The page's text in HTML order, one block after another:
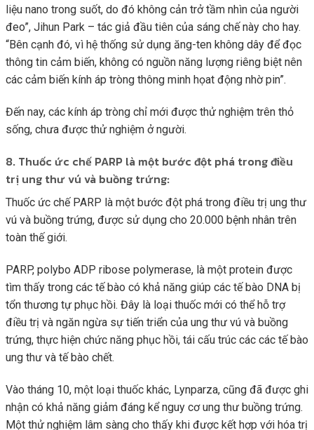
liệu nano trong suốt, do đó không cản trở tầm nhìn của người
đeo”, Jihun Park – tác giả đầu tiên của sáng chế này cho hay.
“Bên cạnh đó, vì hệ thống sử dụng ăng-ten không dây để đọc
thông tin cảm biến, không có nguồn năng lượng riêng biệt nên
các cảm biến kính áp tròng thông minh họat động nhờ pin”.
Đến nay, các kính áp tròng chỉ mới được thử nghiệm trên thỏ
sống, chưa được thử nghiệm ở người.
8. Thuốc ức chế PARP là một bước đột phá trong điều
trị ung thư vú và buồng trứng:
Thuốc ức chế PARP là một bước đột phá trong điều trị ung thư
vú và buồng trứng, được sử dụng cho 20.000 bệnh nhân trên
toàn thế giới.
PARP, polybo ADP ribose polymerase, là một protein được
tìm thấy trong các tế bào có khả năng giúp các tế bào DNA bị
tổn thương tự phục hồi. Đây là loại thuốc mới có thể hỗ trợ
điều trị và ngăn ngừa sự tiến triển của ung thư vú và buồng
trứng, thực hiện chức năng phục hồi, tái cấu trúc các các tế bào
ung thư và tế bào chết.
Vào tháng 10, một loại thuốc khác, Lynparza, cũng đã được ghi
nhận có khả năng giảm đáng kể nguy cơ ung thư buồng trứng.
Một thử nghiệm lâm sàng cho thấy khi được kết hợp với hóa trị